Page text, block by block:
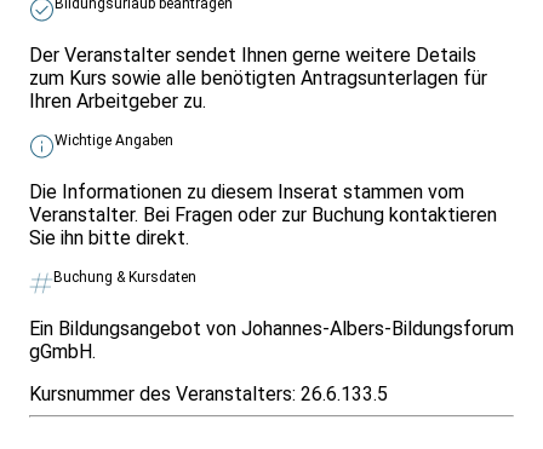
Bildungsurlaub beantragen
Der Veranstalter sendet Ihnen gerne weitere Details
zum Kurs sowie alle benötigten Antragsunterlagen für
Ihren Arbeitgeber zu.
Wichtige Angaben
Die Informationen zu diesem Inserat stammen vom
Veranstalter. Bei Fragen oder zur Buchung kontaktieren
Sie ihn bitte direkt.
Buchung & Kursdaten
Ein Bildungsangebot von Johannes-Albers-Bildungsforum
gGmbH.
Kursnummer des Veranstalters: 26.6.133.5